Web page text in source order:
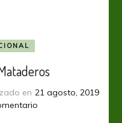
en 21 agosto, 2019
en